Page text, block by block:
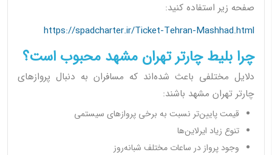
صفحه زیر استفاده کنید:
https://spadcharter.ir/Ticket-Tehran-Mashhad.html
چرا بلیط چارتر تهران مشهد محبوب است؟
دلایل مختلفی باعث شده‌اند که مسافران به دنبال پروازهای
چارتر تهران مشهد باشند:
قیمت پایین‌تر نسبت به برخی پروازهای سیستمی
تنوع زیاد ایرلاین‌ها
وجود پرواز در ساعات مختلف شبانه‌روز